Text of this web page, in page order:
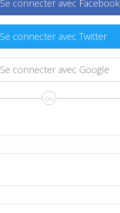
Se connecter avec Facebook
Se connecter avec Twitter
Se connecter avec Google
ou